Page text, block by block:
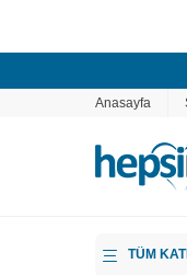
Anasayfa
TÜM